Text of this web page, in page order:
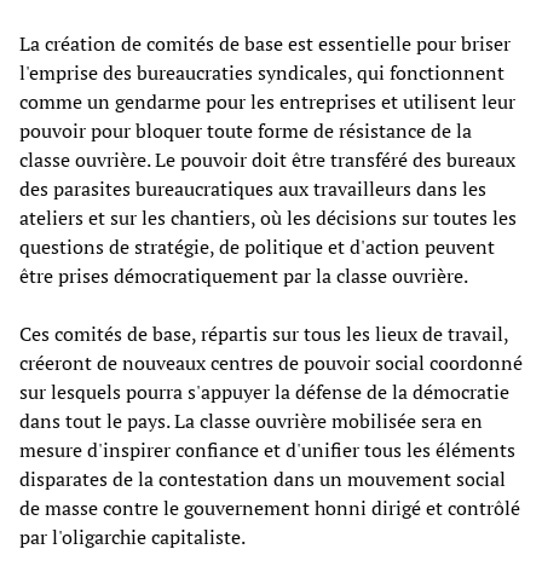
La création de comités de base est essentielle pour briser
l'emprise des bureaucraties syndicales, qui fonctionnent
comme un gendarme pour les entreprises et utilisent leur
pouvoir pour bloquer toute forme de résistance de la
classe ouvrière. Le pouvoir doit être transféré des bureaux
des parasites bureaucratiques aux travailleurs dans les
ateliers et sur les chantiers, où les décisions sur toutes les
questions de stratégie, de politique et d'action peuvent
être prises démocratiquement par la classe ouvrière.
Ces comités de base, répartis sur tous les lieux de travail,
créeront de nouveaux centres de pouvoir social coordonné
sur lesquels pourra s'appuyer la défense de la démocratie
dans tout le pays. La classe ouvrière mobilisée sera en
mesure d'inspirer confiance et d'unifier tous les éléments
disparates de la contestation dans un mouvement social
de masse contre le gouvernement honni dirigé et contrôlé
par l'oligarchie capitaliste.